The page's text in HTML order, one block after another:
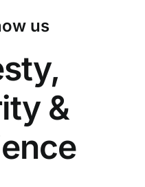
us
&